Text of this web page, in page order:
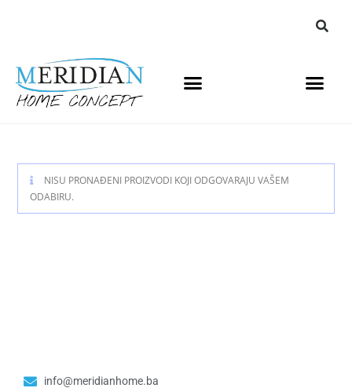
NISU PRONAĐENI PROIZVODI KOJI ODGOVARAJU VAŠEM
ODABIRU.
info@meridianhome.ba